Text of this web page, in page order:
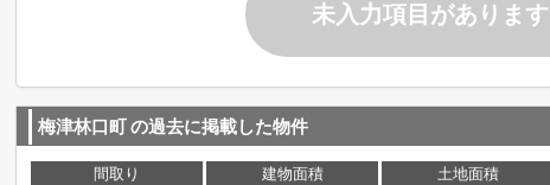
未入力項目があります
梅津林口町の過去に掲載した物件
間取り 建物面積 土地面積